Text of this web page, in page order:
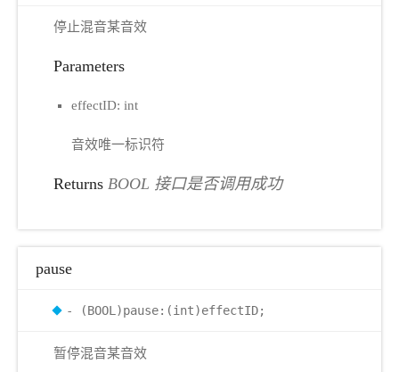
停止混音某音效
Parameters
effectID: int
音效唯一标识符
Returns BOOL 接口是否调用成功
pause
- (BOOL)pause:(int)effectID;
暂停混音某音效